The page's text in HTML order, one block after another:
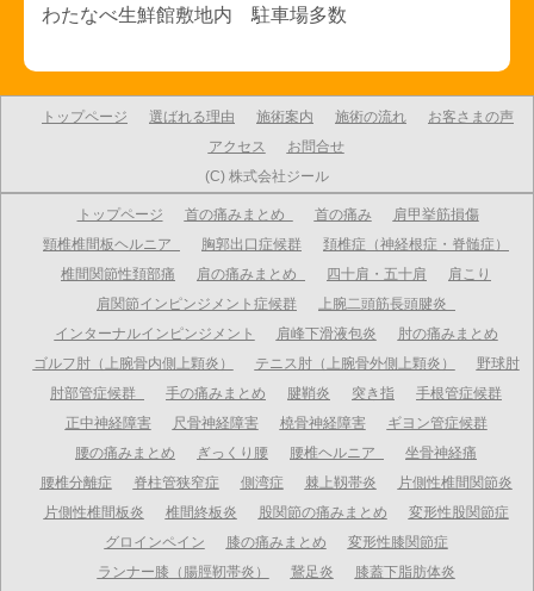
わたなべ生鮮館敷地内 駐車場多数
(C) 株式会社ジール
トップページ 選ばれる理由 施術案内 施術の流れ
お客さまの声
アクセス
お問合せ
トップページ 首の痛みまとめ 首の痛み
肩甲挙筋損傷
頸椎椎間板ヘルニア
胸郭出口症候群
頚椎症（神経根症・脊髄症）
椎間関節性頚部痛
肩の痛みまとめ 四十肩・五十肩
肩こり
肩関節インピンジメント症候群
上腕二頭筋長頭腱炎
インターナルインピンジメント
肩峰下滑液包炎
肘の痛みまとめ
ゴルフ肘（上腕骨内側上顆炎）
テニス肘（上腕骨外側上顆炎）
野球肘
肘部管症候群
手の痛みまとめ 腱鞘炎 突き指
手根管症候群
正中神経障害
尺骨神経障害 橈骨神経障害
ギヨン管症候群
腰の痛みまとめ
ぎっくり腰 腰椎ヘルニア
坐骨神経痛
腰椎分離症
脊柱管狭窄症 側湾症 棘上靱帯炎
片側性椎間関節炎
片側性椎間板炎
椎間終板炎 股関節の痛みまとめ
変形性股関節症
グロインペイン
膝の痛みまとめ
変形性膝関節症
ランナー膝（腸脛靭帯炎）
鵞足炎 膝蓋下脂肪体炎